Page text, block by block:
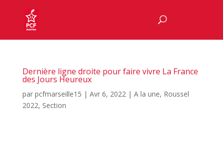
Dernière ligne droite pour faire vivre La France
des Jours Heureux
par pcfmarseille15 | Avr 6, 2022| A la une, Roussel
2022, Section